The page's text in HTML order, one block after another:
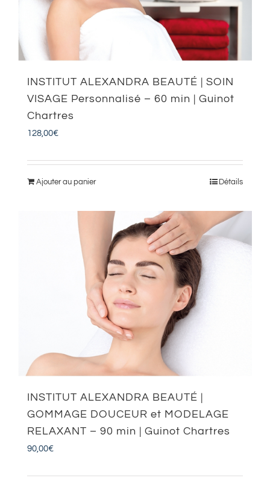
INSTITUT ALEXANDRA BEAUTÉ | SOIN
VISAGE Personnalisé – 60 min | Guinot
Chartres
128,00€
Ajouter au panier Détails
INSTITUT ALEXANDRA BEAUTÉ |
GOMMAGE DOUCEUR et MODELAGE
RELAXANT – 90 min | Guinot Chartres
90,00€